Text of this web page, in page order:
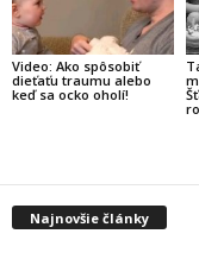
Video: Ako spôsobiť
dieťaťu traumu alebo
keď sa ocko oholí!
Najnovšie články